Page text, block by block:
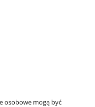
osobowe mogą być